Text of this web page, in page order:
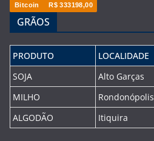
Bitcoin R$ 333198,00
GRÃOS
PRODUTO LOCALIDADE
SOJA
Alto Garças
MILHO
Rondonópolis
ALGODÃO
Itiquira